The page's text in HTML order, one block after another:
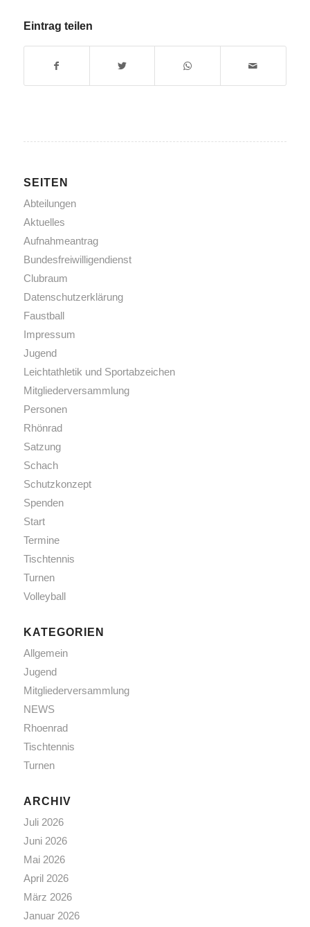
Eintrag teilen
SEITEN
Abteilungen
Aktuelles
Aufnahmeantrag
Bundesfreiwilligendienst
Clubraum
Datenschutzerklärung
Faustball
Impressum
Jugend
Leichtathletik und Sportabzeichen
Mitgliederversammlung
Personen
Rhönrad
Satzung
Schach
Schutzkonzept
Spenden
Start
Termine
Tischtennis
Turnen
Volleyball
KATEGORIEN
Allgemein
Jugend
Mitgliederversammlung
NEWS
Rhoenrad
Tischtennis
Turnen
ARCHIV
Juli 2026
Juni 2026
Mai 2026
April 2026
März 2026
Januar 2026